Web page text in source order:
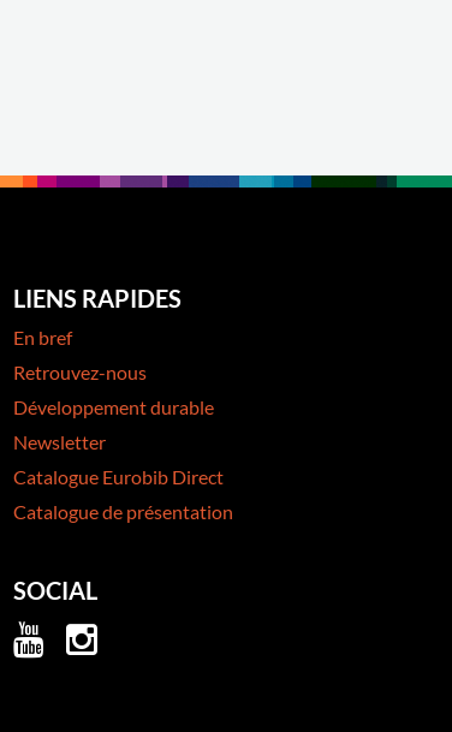
LIENS RAPIDES
En bref
Retrouvez-nous
Développement durable
Newsletter
Catalogue Eurobib Direct
Catalogue de présentation
SOCIAL